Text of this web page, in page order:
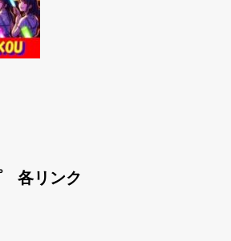
各リンク